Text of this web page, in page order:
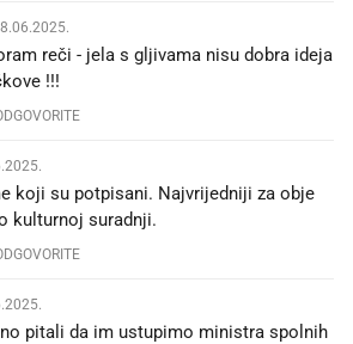
reči - jela s gljivama nisu dobra ideja
!!!
koji su potpisani. Najvrijedniji za obje
kulturnoj suradnji.
pitali da im ustupimo ministra spolnih